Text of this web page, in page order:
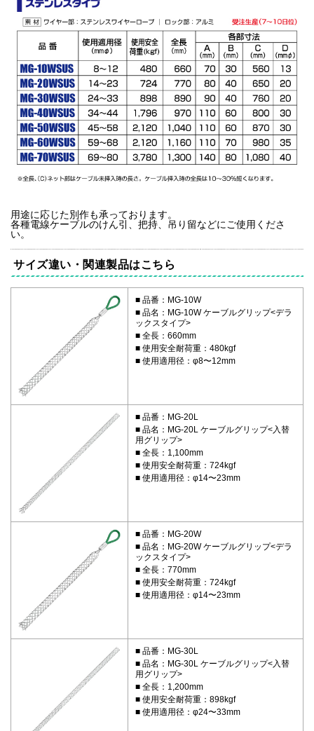
用途に応じた別作も承っております。
各種電線ケーブルのけん引、把持、吊り留などにご使用くださ
い。
サイズ違い・関連製品はこちら
品番：MG-10W
品名：MG-10W ケーブルグリップ<デラ
ックスタイプ>
全長：660mm
使用安全耐荷重：480kgf
使用適用径：φ8〜12mm
品番：MG-20L
品名：MG-20L ケーブルグリップ<入替
用グリップ>
全長：1,100mm
使用安全耐荷重：724kgf
使用適用径：φ14〜23mm
品番：MG-20W
品名：MG-20W ケーブルグリップ<デラ
ックスタイプ>
全長：770mm
使用安全耐荷重：724kgf
使用適用径：φ14〜23mm
品番：MG-30L
品名：MG-30L ケーブルグリップ<入替
用グリップ>
全長：1,200mm
使用安全耐荷重：898kgf
使用適用径：φ24〜33mm